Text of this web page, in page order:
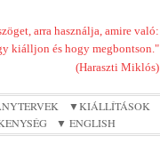
arra használja, amire való:
kiálljon és hogy megbontson."
(Haraszti Miklós)
▼KIÁLLÍTÁSOK
▼ ENGLISH